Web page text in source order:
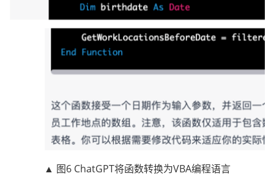
▲ 图6 ChatGPT将函数转换为VBA编程语言